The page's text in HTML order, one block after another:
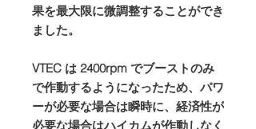
果を最大限に微調整することができ
ました。
VTEC は 2400rpm でブーストのみ
で作動するようになったため、パワ
ーが必要な場合は瞬時に、経済性が
必要な場合はハイカムが作動しなく